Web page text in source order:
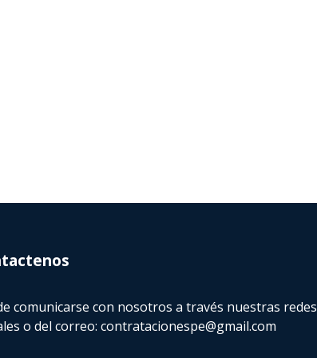
comunicarse con nosotros a través nuestras redes
o del correo:contratacionespe@gmail.com